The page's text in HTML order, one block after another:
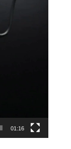
01:16